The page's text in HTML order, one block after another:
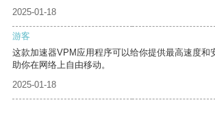
2025-01-18
游客
这款加速器VPM应用程序可以给你提供最高速度和
助你在网络上自由移动。
2025-01-18